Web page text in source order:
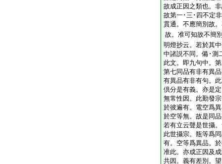
故成正因之類也。
故第一･三･四不定
貫通。不應簡別故
故。准可知故不簡
明燈抄云。若於其
中諸説不同。備･測
此文。即九句中。
第七同品有非有異
有異品有非有句。
倶分是有義。亦是
無常性因。此勤發
於彼遍有。電空爲
於空等無。故是同
若有立云聲是世攝
此世攝宗。瓶等爲
有。空等爲異品。
准此。亦成正因及
共因。義有差別。